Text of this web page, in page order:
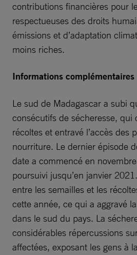
contributions financières pour
respectueuses des droits
émissions et d’adaptation
moins riches.
Informations complémentaires
Le sud de Madagascar a subi
consécutifs de sécheresse, qui
récoltes et entravé l’accès des
nourriture. Le dernier épisode
date a commencé en
poursuivi jusqu’en janvier
entre les semailles et les
cette année, ce qui a aggravé
dans le sud du pays. La
considérables répercussions
affectées, exposant les gens à